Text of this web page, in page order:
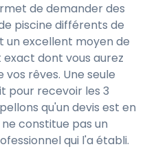
de demander des
piscine différents de
un excellent moyen de
dont vous aurez
rêves. Une seule
pour recevoir les 3
qu'un devis est en
constitue pas un
qui l'a établi.